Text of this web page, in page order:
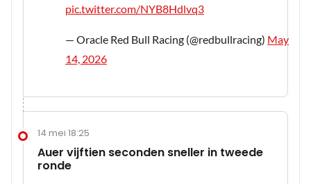
pic.twitter.com/NYB8Hdlvq3
— Oracle Red Bull Racing (@redbullracing) May
14, 2026
14 mei 18:25
Auer vijftien seconden sneller in tweede
ronde